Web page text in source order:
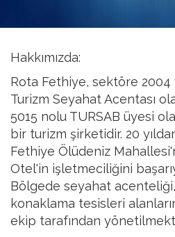
Hakkımızda:
Rota Fethiye, sektöre 2004
Turizm Seyahat Acentası
5015 nolu TURSAB üyesi
bir turizm şirketidir. 20
Fethiye Ölüdeniz
Otel'in işletmeciliğini
Bölgede seyahat acenteliği,
konaklama tesisleri
ekip tarafından